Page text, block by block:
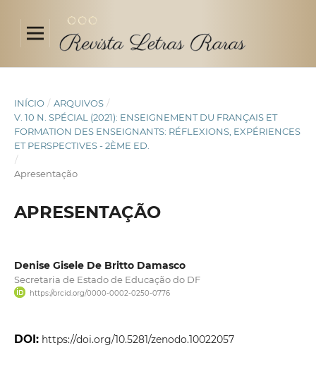
INÍCIO / ARQUIVOS /
V. 10 N. SPÉCIAL (2021): ENSEIGNEMENT DU FRANÇAIS ET
FORMATION DES ENSEIGNANTS: RÉFLEXIONS, EXPÉRIENCES
ET PERSPECTIVES - 2ÈME ED.
/
Apresentação
APRESENTAÇÃO
Denise Gisele De Britto Damasco
Secretaria de Estado de Educação do DF
https://orcid.org/0000-0002-0250-0776
DOI: https://doi.org/10.5281/zenodo.10022057